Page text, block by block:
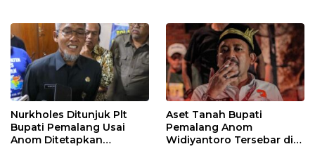
Nurkholes Ditunjuk Plt
Bupati Pemalang Usai
Anom Ditetapkan
Aset Tanah Bupati
Pemalang Anom
Widiyantoro Tersebar di